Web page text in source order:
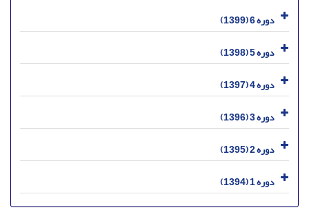
دوره 6 (1399)
دوره 5 (1398)
دوره 4 (1397)
دوره 3 (1396)
دوره 2 (1395)
دوره 1 (1394)